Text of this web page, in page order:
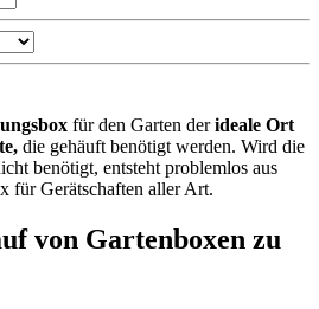
für den Garten derideale Ort
, die gehäuft benötigt werden. Wird die
benötigt, entsteht problemlos aus
für Gerätschaften aller Art.
von Gartenboxen zu